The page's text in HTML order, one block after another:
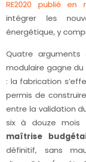
RE2020 publié en
intégrer les
énergétique, y
Quatre arguments
modulaire gagne du
: la fabrication
permis de
entre la validation
six à douze mois
maîtrise
définitif, sans